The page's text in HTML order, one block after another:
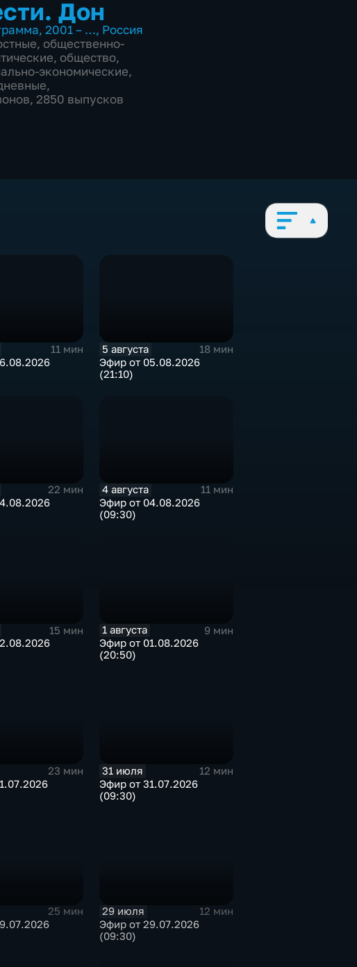
Дон
, 2001 – …, Россия
, общественно-
, общество,
экономические,
,
2850 выпусков
11 мин
5 августа
18 мин
Эфир от 05.08.2026
(21:10)
22 мин
4 августа
11 мин
Эфир от 04.08.2026
(09:30)
15 мин
1 августа
9 мин
Эфир от 01.08.2026
(20:50)
23 мин
31 июля
12 мин
Эфир от 31.07.2026
(09:30)
25 мин
29 июля
12 мин
Эфир от 29.07.2026
(09:30)